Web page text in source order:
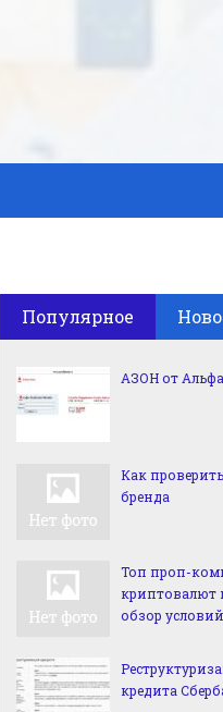
Популярное
АЗОН от
Как
бренда
Топ проп-
криптовалют
обзор
кредита